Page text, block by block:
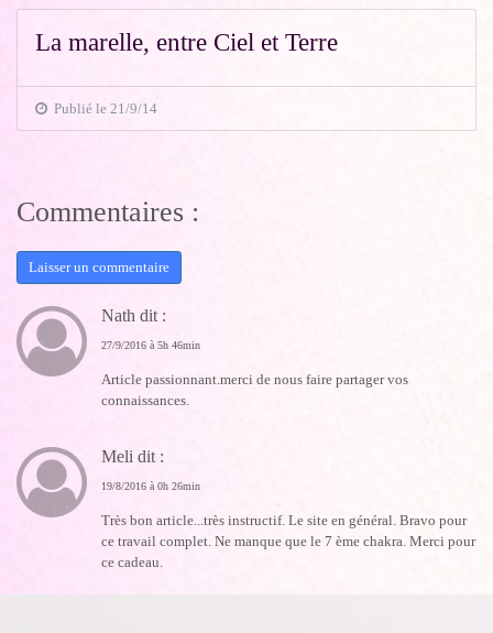
La marelle, entre Ciel et Terre
Publié le 21/9/14
Commentaires :
Laisser un commentaire
Nath dit :
27/9/2016 à 5h 46min
Article passionnant.merci de nous faire partager vos
connaissances.
Meli dit :
19/8/2016 à 0h 26min
Très bon article...très instructif. Le site en général. Bravo pour
ce travail complet. Ne manque que le 7 ème chakra. Merci pour
ce cadeau.